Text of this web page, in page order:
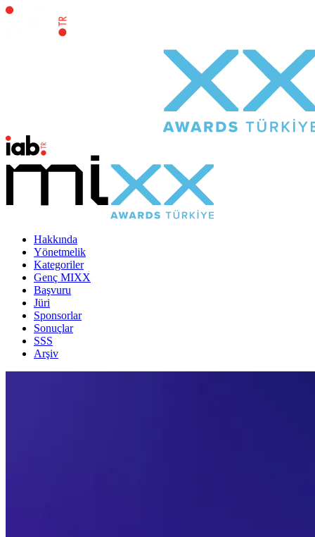
Hakkında
Yönetmelik
Kategoriler
Genç MIXX
Başvuru
Jüri
Sponsorlar
Sonuçlar
SSS
Arşiv